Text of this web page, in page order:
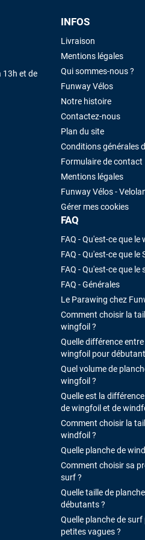
13h et de
INFOS
Livraison
Mentions légales
Qui sommes-nous ?
Funway Vélos
Notre histoire
Contactez-nous
Plan du site
Conditions générales
Formulaire de contact
Mentions légales
Funway Vélos -
Gérer mes cookies
FAQ
FAQ - Qu'est-ce que le
FAQ - Qu'est-ce que le
FAQ - Qu'est-ce que le
FAQ - Générales
Le Parawing chez
Comment choisir la
wingfoil ?
Quelle différence
wingfoil pour
Quel volume de
wingfoil ?
Quelle est la
de wingfoil et de
Comment choisir la
windfoil ?
Quelle planche de
Comment choisir sa
surf ?
Quelle taille de
débutants ?
Quelle planche de
petites vagues ?
Maronui RICHMOND
J'ai acheté une voile d'occasion
été rapide. La voile est arrivée
VOIR TOUS LES AVIS